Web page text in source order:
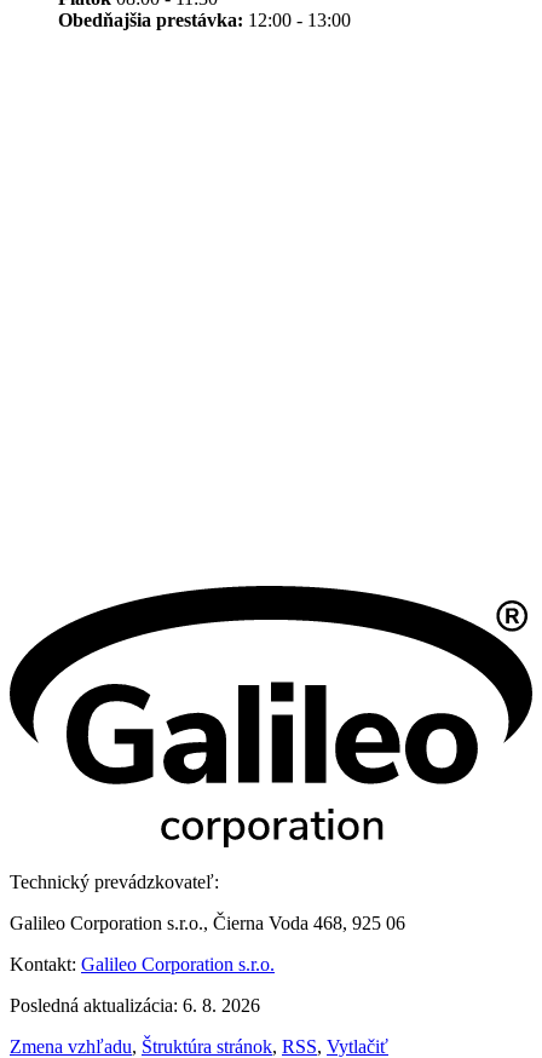
Obedňajšia prestávka: 12:00 - 13:00
Technický prevádzkovateľ:
Galileo Corporation s.r.o., Čierna Voda 468, 925 06
Kontakt: Galileo Corporation s.r.o.
Posledná aktualizácia: 6. 8. 2026
Zmena vzhľadu, Štruktúra stránok, RSS, Vytlačiť